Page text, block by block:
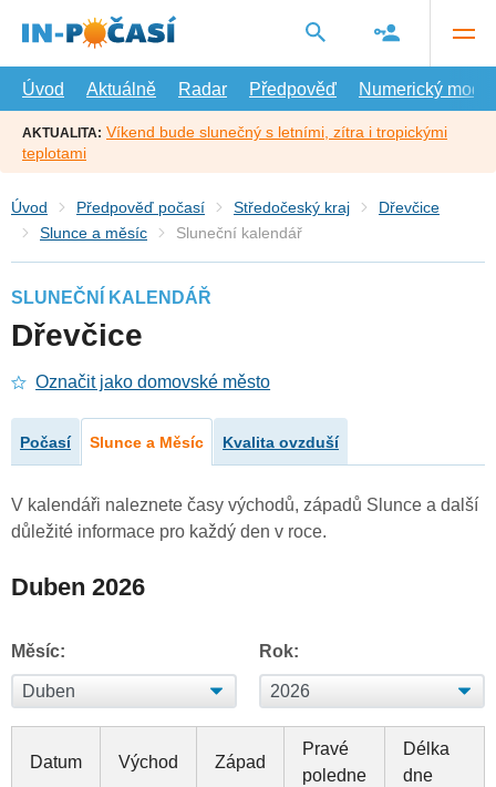
hlavní
Úvod
Aktuálně Radar Předpověď Numerický model
AKTUALITA: Víkend bude slunečný s letními, zítra i tropickými
teplotami
Úvod Předpověď počasí Středočeský kraj
Dřevčice
Slunce a měsíc
Sluneční kalendář
SLUNEČNÍ KALENDÁŘ
Dřevčice
Označit jako domovské město
Počasí Slunce a Měsíc Kvalita ovzduší
V kalendáři naleznete časy východů, západů Slunce a další
důležité informace pro každý den v roce.
Duben 2026
Měsíc: Rok:
Datum Východ Západ
Pravé
poledne
Délka
dne